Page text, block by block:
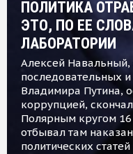
ПОЛИТИКА
ЭТО, ПО ЕЕ
ЛАБОРАТОРИИ
Алексей Навальный,
последовательных
Владимира Путина,
коррупцией,
Полярным кругом
отбывал там
политических статей